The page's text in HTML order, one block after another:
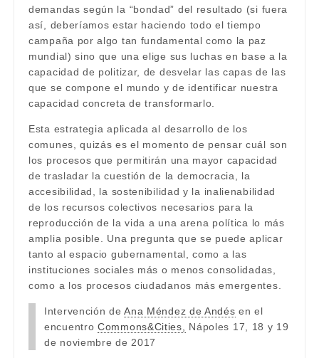
demandas según la “bondad” del resultado (si fuera
así, deberíamos estar haciendo todo el tiempo
campaña por algo tan fundamental como la paz
mundial) sino que una elige sus luchas en base a la
capacidad de politizar, de desvelar las capas de las
que se compone el mundo y de identificar nuestra
capacidad concreta de transformarlo.
Esta estrategia aplicada al desarrollo de los
comunes, quizás es el momento de pensar cuál son
los procesos que permitirán una mayor capacidad
de trasladar la cuestión de la democracia, la
accesibilidad, la sostenibilidad y la inalienabilidad
de los recursos colectivos necesarios para la
reproducción de la vida a una arena política lo más
amplia posible. Una pregunta que se puede aplicar
tanto al espacio gubernamental, como a las
instituciones sociales más o menos consolidadas,
como a los procesos ciudadanos más emergentes.
Intervención deAna Méndez de Andés en el
encuentro Commons&Cities,
Nápoles 17, 18 y 19
de noviembre de 2017